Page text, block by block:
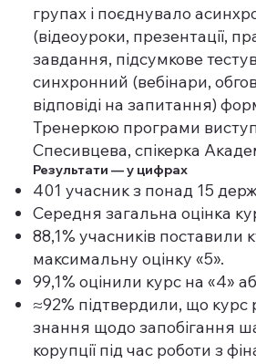
групах і поєднувало
(відеоуроки, презентації,
завдання, підсумкове
синхронний (вебінари,
відповіді на запитання)
Тренеркою програми
Спесивцева, спікерка
Результати — у цифрах
401 учасник з понад 15
Середня загальна оцінка
88,1% учасників поставили
максимальну оцінку «5».
99,1% оцінили курс на «4»
≈92% підтвердили, що курс
знання щодо запобігання
корупції під час роботи з